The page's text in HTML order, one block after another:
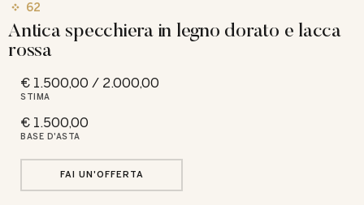
62
Antica specchiera in legno dorato e lacca
rossa
€ 1.500,00 / 2.000,00
STIMA
€ 1.500,00
BASE D'ASTA
FAI UN'OFFERTA